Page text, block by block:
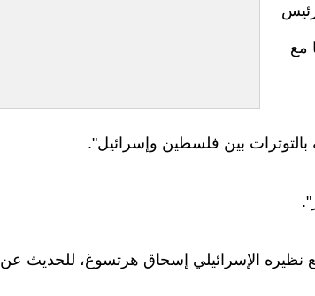
مع
بالتوترات بين فلسطين وإسرائيل".
نظيره الإسرائيلي إسحاق هرتسوغ، للحديث عن